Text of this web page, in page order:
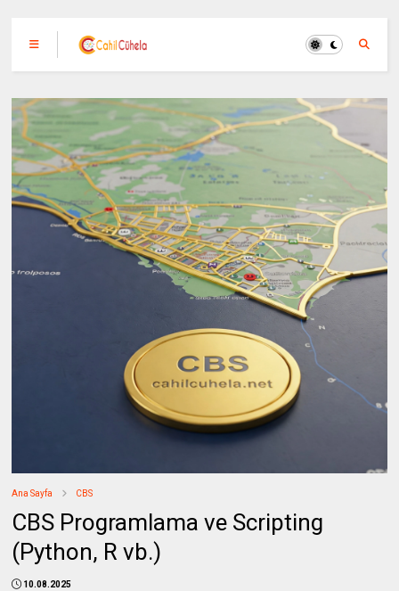
Ana Sayfa CBS
CBS Programlama ve Scripting
(Python, R vb.)
10.08.2025